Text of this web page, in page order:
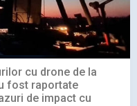
cu drone de la
fost raportate
de impact cu